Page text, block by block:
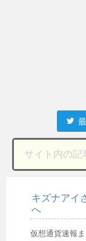
キズナアイ
へ
仮想通貨速報